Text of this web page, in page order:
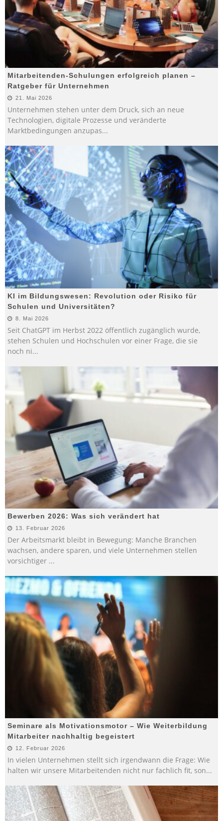
Mitarbeitenden-Schulungen erfolgreich planen –
Ratgeber für Unternehmen
21. Mai 2026
Unternehmen stehen unter dem Druck, sich an neue
Technologien, digitale Prozesse und veränderte
Marktbedingungen anzupas...
KI im Bildungswesen: Revolution oder Risiko für
Schulen und Universitäten?
8. Mai 2026
Seit ChatGPT im Herbst 2022 öffentlich zugänglich wurde,
stehen Schulen und Hochschulen vor einer Frage, die sie
noch ni...
Bewerben 2026: Was sich verändert hat
13. Februar 2026
Der Arbeitsmarkt bleibt in Bewegung: Manche Branchen
wachsen, andere sparen, und viele Unternehmen stellen
vorsichtiger ...
Seminare als Motivationsmotor – Wie Weiterbildung
Mitarbeiter nachhaltig begeistert
12. Februar 2026
In vielen Unternehmen stellt sich irgendwann die Frage: Wie
halten wir unsere Mitarbeitenden nicht nur fachlich fit, son...